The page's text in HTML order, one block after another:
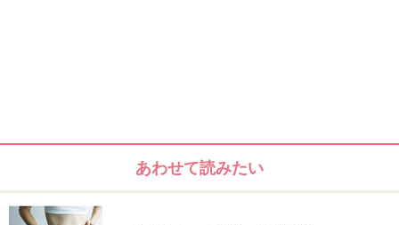
ニーアップウォーク
ウエストのシェイプアップが期待できる歩き方です。足
あわせて読みたい